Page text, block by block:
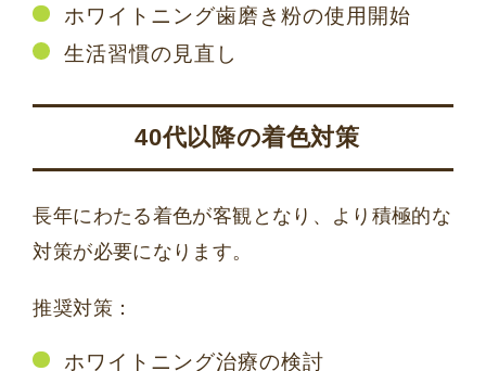
ホワイトニング歯磨き粉の使用開始
生活習慣の見直し
40代以降の着色対策
長年にわたる着色が客観となり、より積極的な
対策が必要になります。
推奨対策：
ホワイトニング治療の検討